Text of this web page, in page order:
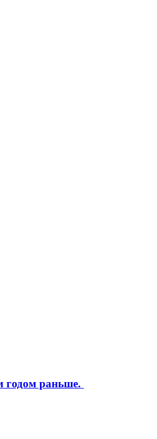
годом раньше.